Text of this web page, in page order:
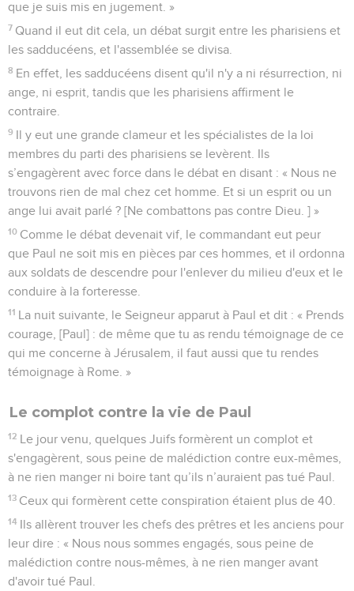
que je suis mis en jugement. »
7 Quand il eut dit cela, un débat surgit entre les pharisiens et
les sadducéens, et l'assemblée se divisa.
8 En effet, les sadducéens disent qu'il n'y a ni résurrection, ni
ange, ni esprit, tandis que les pharisiens affirment le
contraire.
9 Il y eut une grande clameur et les spécialistes de la loi
membres du parti des pharisiens se levèrent. Ils
s’engagèrent avec force dans le débat en disant : « Nous ne
trouvons rien de mal chez cet homme. Et si un esprit ou un
ange lui avait parlé ? [Ne combattons pas contre Dieu. ] »
10 Comme le débat devenait vif, le commandant eut peur
que Paul ne soit mis en pièces par ces hommes, et il ordonna
aux soldats de descendre pour l'enlever du milieu d'eux et le
conduire à la forteresse.
11 La nuit suivante, le Seigneur apparut à Paul et dit : « Prends
courage, [Paul] : de même que tu as rendu témoignage de ce
qui me concerne à Jérusalem, il faut aussi que tu rendes
témoignage à Rome. »
Le complot contre la vie de Paul
12 Le jour venu, quelques Juifs formèrent un complot et
s'engagèrent, sous peine de malédiction contre eux-mêmes,
à ne rien manger ni boire tant qu’ils n’auraient pas tué Paul.
13 Ceux qui formèrent cette conspiration étaient plus de 40.
14 Ils allèrent trouver les chefs des prêtres et les anciens pour
leur dire : « Nous nous sommes engagés, sous peine de
malédiction contre nous-mêmes, à ne rien manger avant
d'avoir tué Paul.